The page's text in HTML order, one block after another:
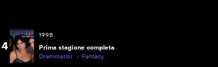
4
1998
Prima stagione completa
Drammatici
Fantasy